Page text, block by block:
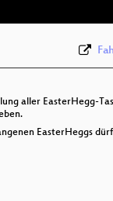
aller EasterHegg-
EasterHeggs